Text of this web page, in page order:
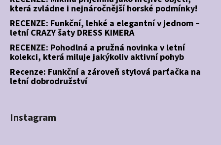
která zvládne i nejnáročnější horské podmínky!
RECENZE: Funkční, lehké a elegantní v jednom –
letní CRAZY šaty DRESS KIMERA
RECENZE: Pohodlná a pružná novinka v letní
kolekci, která miluje jakýkoliv aktivní pohyb
Recenze: Funkční a zároveň stylová parťačka na
letní dobrodružství
Instagram